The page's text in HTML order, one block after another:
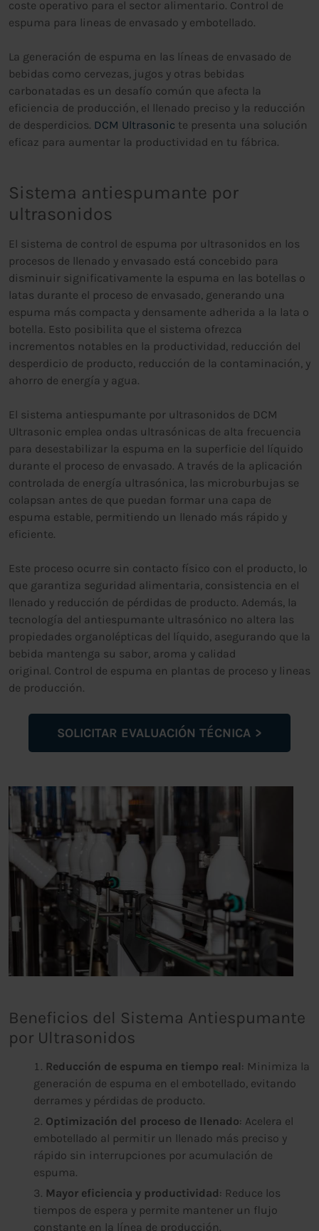
coste operativo para el sector alimentario. Control de
espuma para lineas de envasado y embotellado.
La generación de espuma en las líneas de envasado de
bebidas como cervezas, jugos y otras bebidas
carbonatadas es un desafío común que afecta la
eficiencia de producción, el llenado preciso y la reducción
de desperdicios. DCM Ultrasonic te presenta una solución
eficaz para aumentar la productividad en tu fábrica.
Sistema antiespumante por
ultrasonidos
El sistema de control de espuma por ultrasonidos en los
procesos de llenado y envasado está concebido para
disminuir significativamente la espuma en las botellas o
latas durante el proceso de envasado, generando una
espuma más compacta y densamente adherida a la lata o
botella. Esto posibilita que el sistema ofrezca
incrementos notables en la productividad, reducción del
desperdicio de producto, reducción de la contaminación, y
ahorro de energía y agua.
El sistema antiespumante por ultrasonidos de DCM
Ultrasonic emplea ondas ultrasónicas de alta frecuencia
para desestabilizar la espuma en la superficie del líquido
durante el proceso de envasado. A través de la aplicación
controlada de energía ultrasónica, las microburbujas se
colapsan antes de que puedan formar una capa de
espuma estable, permitiendo un llenado más rápido y
eficiente.
Este proceso ocurre sin contacto físico con el producto, lo
que garantiza seguridad alimentaria, consistencia en el
llenado y reducción de pérdidas de producto. Además, la
tecnología del antiespumante ultrasónico no altera las
propiedades organolépticas del líquido, asegurando que la
bebida mantenga su sabor, aroma y calidad
original. Control de espuma en plantas de proceso y lineas
de producción.
SOLICITAR EVALUACIÓN TÉCNICA
Beneficios del Sistema Antiespumante
por Ultrasonidos
Reducción de espuma en tiempo real: Minimiza la
generación de espuma en el embotellado, evitando
derrames y pérdidas de producto.
Optimización del proceso de llenado: Acelera el
embotellado al permitir un llenado más preciso y
rápido sin interrupciones por acumulación de
espuma.
Mayor eficiencia y productividad: Reduce los
tiempos de espera y permite mantener un flujo
constante en la línea de producción.